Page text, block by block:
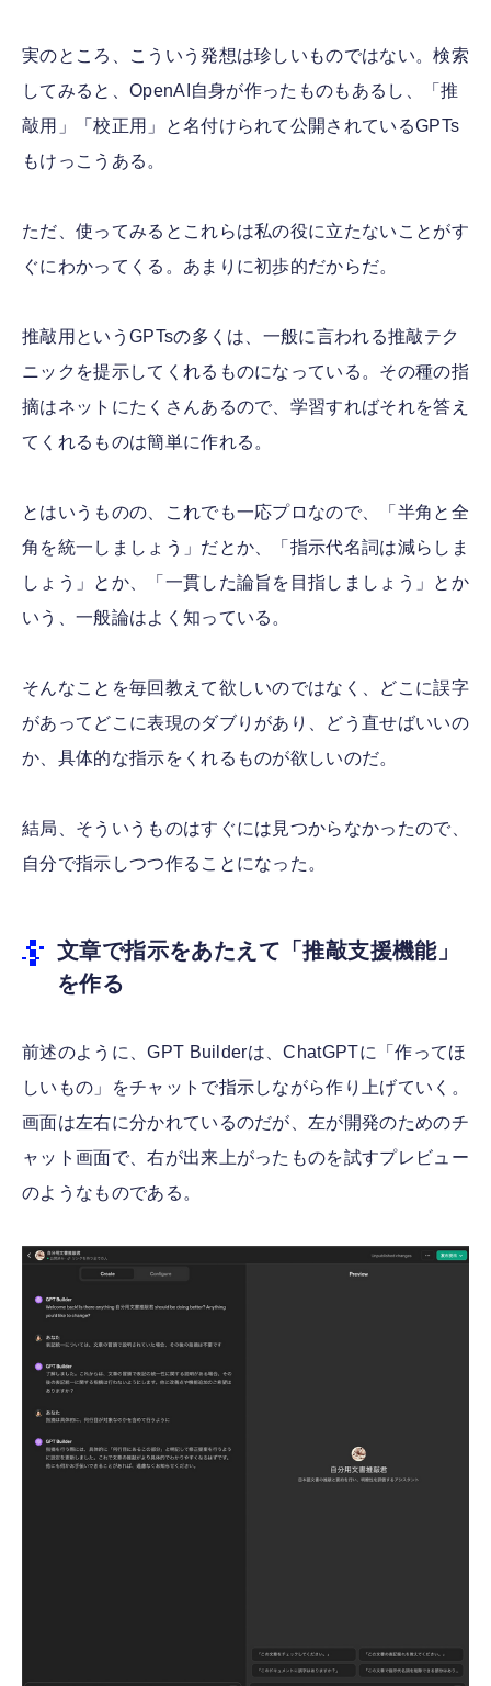
実のところ、こういう発想は珍しいものではない。検索
してみると、OpenAI自身が作ったものもあるし、「推
敲用」「校正用」と名付けられて公開されているGPTs
もけっこうある。
ただ、使ってみるとこれらは私の役に立たないことがす
ぐにわかってくる。あまりに初歩的だからだ。
推敲用というGPTsの多くは、一般に言われる推敲テク
ニックを提示してくれるものになっている。その種の指
摘はネットにたくさんあるので、学習すればそれを答え
てくれるものは簡単に作れる。
とはいうものの、これでも一応プロなので、「半角と全
角を統一しましょう」だとか、「指示代名詞は減らしま
しょう」とか、「一貫した論旨を目指しましょう」とか
いう、一般論はよく知っている。
そんなことを毎回教えて欲しいのではなく、どこに誤字
があってどこに表現のダブりがあり、どう直せばいいの
か、具体的な指示をくれるものが欲しいのだ。
結局、そういうものはすぐには見つからなかったので、
自分で指示しつつ作ることになった。
文章で指示をあたえて「推敲支援機能」
を作る
前述のように、GPT Builderは、ChatGPTに「作ってほ
しいもの」をチャットで指示しながら作り上げていく。
画面は左右に分かれているのだが、左が開発のためのチ
ャット画面で、右が出来上がったものを試すプレビュー
のようなものである。